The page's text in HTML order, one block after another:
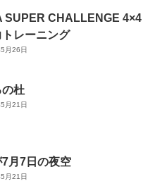
SUPER CHALLENGE 4×4
レーニング
月26日
杜
月21日
月7日の夜空
月21日